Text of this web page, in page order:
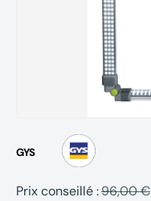
GYS
Prix conseillé :96,00 €